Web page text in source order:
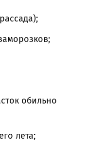
обильно
лета;